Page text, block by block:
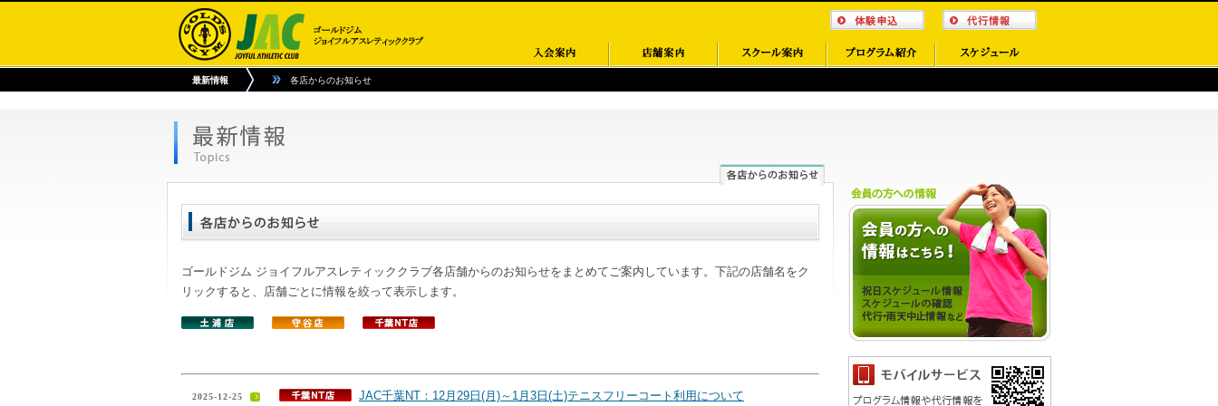
最新情報 各店からのお知らせ
ゴールドジム ジョイフルアスレティッククラブ各店舗からのお知らせをまとめてご案内しています。下記の店舗名をク
リックすると、店舗ごとに情報を絞って表示します。
2025-12-25 JAC千葉NT：12月29日(月)～1月3日(土)テニスフリーコート利用について